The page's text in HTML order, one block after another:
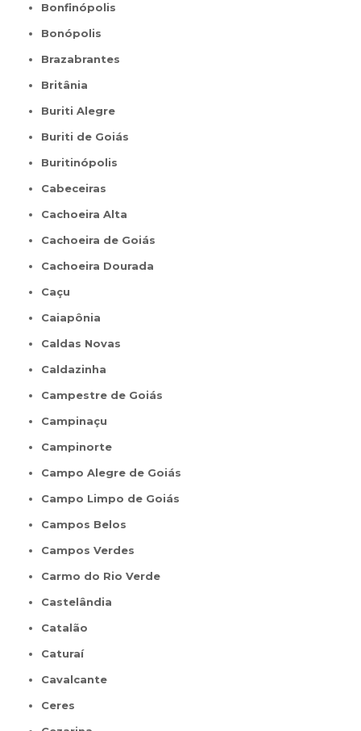
Bonfinópolis
Bonópolis
Brazabrantes
Britânia
Buriti Alegre
Buriti de Goiás
Buritinópolis
Cabeceiras
Cachoeira Alta
Cachoeira de Goiás
Cachoeira Dourada
Caçu
Caiapônia
Caldas Novas
Caldazinha
Campestre de Goiás
Campinaçu
Campinorte
Campo Alegre de Goiás
Campo Limpo de Goiás
Campos Belos
Campos Verdes
Carmo do Rio Verde
Castelândia
Catalão
Caturaí
Cavalcante
Ceres